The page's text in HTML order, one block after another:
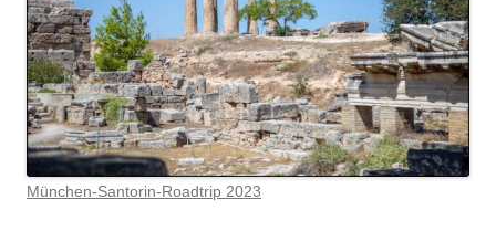
München-Santorin-Roadtrip 2023